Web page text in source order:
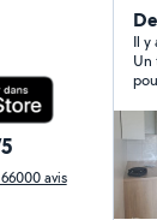
avis
Il y
Un
et